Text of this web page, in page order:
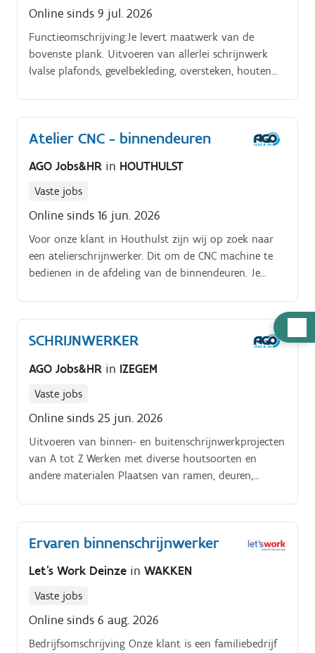
Online sinds 9 jul. 2026
Functieomschrijving:Je levert maatwerk van de
bovenste plank. Uitvoeren van allerlei schrijnwerk
(valse plafonds, gevelbekleding, oversteken, houten
Atelier CNC - binnendeuren
AGO Jobs&HR in HOUTHULST
Vaste jobs
Online sinds 16 jun. 2026
Voor onze klant in Houthulst zijn wij op zoek naar
een atelierschrijnwerker. Dit om de CNC machine te
bedienen in de afdeling van de binnendeuren. Je
SCHRIJNWERKER
AGO Jobs&HR in IZEGEM
Vaste jobs
Online sinds 25 jun. 2026
Uitvoeren van binnen- en buitenschrijnwerkprojecten
van A tot Z Werken met diverse houtsoorten en
andere materialen Plaatsen van ramen, deuren,
houten constructies zoals overkappingen, terrassen
en schuttingen Lezen en interpreteren van technische
tekeningen.
Ervaren binnenschrijnwerker
Let's Work Deinze in WAKKEN
Vaste jobs
Online sinds 6 aug. 2026
Bedrijfsomschrijving Onze klant is een familiebedrijf